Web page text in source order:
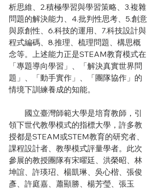
析思維、2.積極學習與學習策略、3.複雜
問題的解決能力、4.批判性思考、5.創意
與原創性、6.科技的運用、7.科技設計與
程式編碼、8.推理、梳理問題、構思概
念等。上述能力正是STEAM教育模式在
「專題導向學習」、「解決真實世界問
題」、「動手實作」、「團隊協作」的
情境下訓練養成的知能。
領下世代教學模式的指標大學，許多教
授都是STEAM或STEM教育的研究者、
課程設計者、教學模式評量學者。此次
參展的教授團隊有宋曜廷、洪榮昭、林
坤誼、許瑛玿、楊凱琳、吳心楷、張俊
彥、許庭嘉、蕭顯勝、楊芳瑩、張玉